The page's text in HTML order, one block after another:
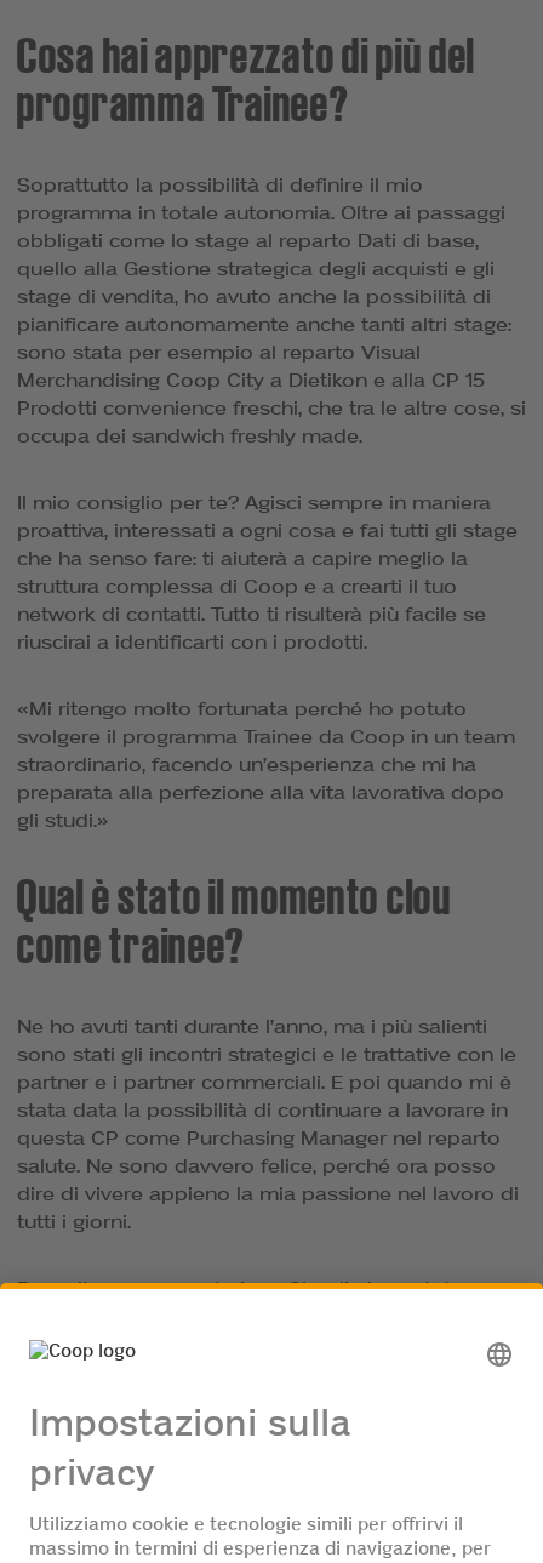
Cosa hai apprezzato di più del
programma Trainee?
Soprattutto la possibilità di definire il mio
programma in totale autonomia. Oltre ai passaggi
obbligati come lo stage al reparto Dati di base,
quello alla Gestione strategica degli acquisti e gli
stage di vendita, ho avuto anche la possibilità di
pianificare autonomamente anche tanti altri stage:
sono stata per esempio al reparto Visual
Merchandising Coop City a Dietikon e alla CP 15
Prodotti convenience freschi, che tra le altre cose, si
occupa dei sandwich freshly made.
Il mio consiglio per te? Agisci sempre in maniera
proattiva, interessati a ogni cosa e fai tutti gli stage
che ha senso fare: ti aiuterà a capire meglio la
struttura complessa di Coop e a crearti il tuo
network di contatti. Tutto ti risulterà più facile se
riuscirai a identificarti con i prodotti.
«Mi ritengo molto fortunata perché ho potuto
svolgere il programma Trainee da Coop in un team
straordinario, facendo un’esperienza che mi ha
preparata alla perfezione alla vita lavorativa dopo
gli studi.»
Qual è stato il momento clou
come trainee?
Ne ho avuti tanti durante l’anno, ma i più salienti
sono stati gli incontri strategici e le trattative con le
partner e i partner commerciali. E poi quando mi è
stata data la possibilità di continuare a lavorare in
questa CP come Purchasing Manager nel reparto
salute. Ne sono davvero felice, perché ora posso
dire di vivere appieno la mia passione nel lavoro di
tutti i giorni.
Dopo il programma trainee Claudia ha potuto
il ruolo di Purchasing Manager nel reparto salute.
Scopri le
nostre
Scopri di
più